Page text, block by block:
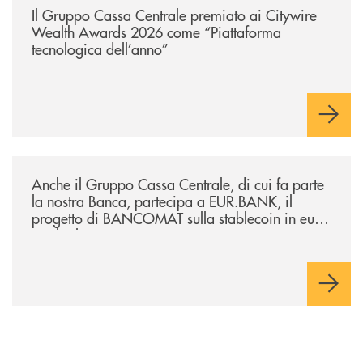
Il Gruppo Cassa Centrale premiato ai Citywire
Wealth Awards 2026 come “Piattaforma
tecnologica dell’anno”
Anche il Gruppo Cassa Centrale, di cui fa parte
la nostra Banca, partecipa a EUR.BANK, il
progetto di BANCOMAT sulla stablecoin in euro
e sul relativo ecosistema